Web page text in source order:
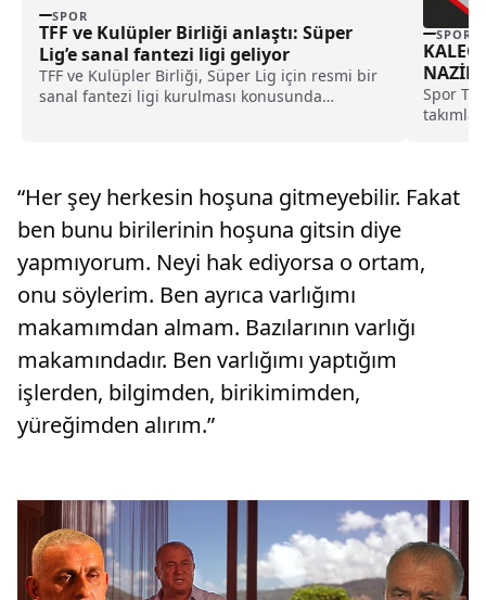
SPOR
TFF ve Kulüpler Birliği anlaştı: Süper
Lig’e sanal fantezi ligi geliyor
TFF ve Kulüpler Birliği, Süper Lig için resmi bir
sanal fantezi ligi kurulması konusunda
SPOR
Spor
“Her şey herkesin hoşuna gitmeyebilir. Fakat
ben bunu birilerinin hoşuna gitsin diye
yapmıyorum. Neyi hak ediyorsa o ortam,
onu söylerim. Ben ayrıca varlığımı
makamımdan almam. Bazılarının varlığı
makamındadır. Ben varlığımı yaptığım
işlerden, bilgimden, birikimimden,
yüreğimden alırım.”